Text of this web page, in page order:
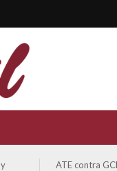
San Miguel,